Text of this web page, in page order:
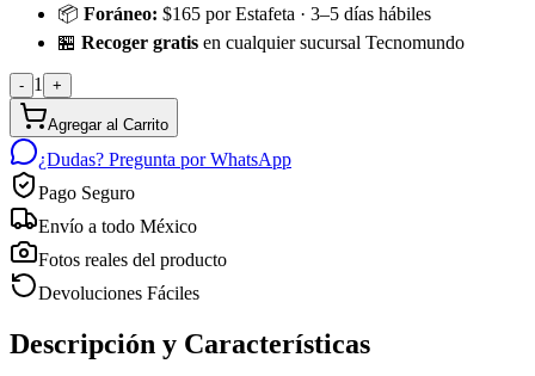
📦 Foráneo: $165 por Estafeta · 3–5 días hábiles
🏪 Recoger gratis en cualquier sucursal Tecnomundo
- 1 +
Agregar al Carrito
¿Dudas? Pregunta por WhatsApp
Pago Seguro
Envío a todo México
Fotos reales del producto
Devoluciones Fáciles
Descripción y Características